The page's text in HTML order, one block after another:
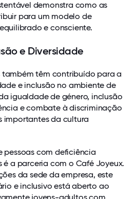
demonstra como as
para um modelo de
e consciente.
e Diversidade
também têm contribuído para a
e inclusão no ambiente de
igualdade de género, inclusão
e combate à discriminação
importantes da cultura
pessoas com deficiência
a parceria com o Café Joyeux.
da sede da empresa, este
e inclusivo está aberto ao
jovens-adultos com